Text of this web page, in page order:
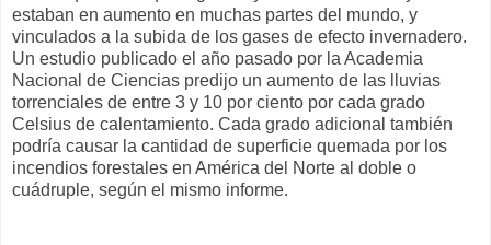
estaban en aumento en muchas partes del mundo, y
vinculados a la subida de los gases de efecto invernadero.
Un estudio publicado el año pasado por la Academia
Nacional de Ciencias predijo un aumento de las lluvias
torrenciales de entre 3 y 10 por ciento por cada grado
Celsius de calentamiento. Cada grado adicional también
podría causar la cantidad de superficie quemada por los
incendios forestales en América del Norte al doble o
cuádruple, según el mismo informe.